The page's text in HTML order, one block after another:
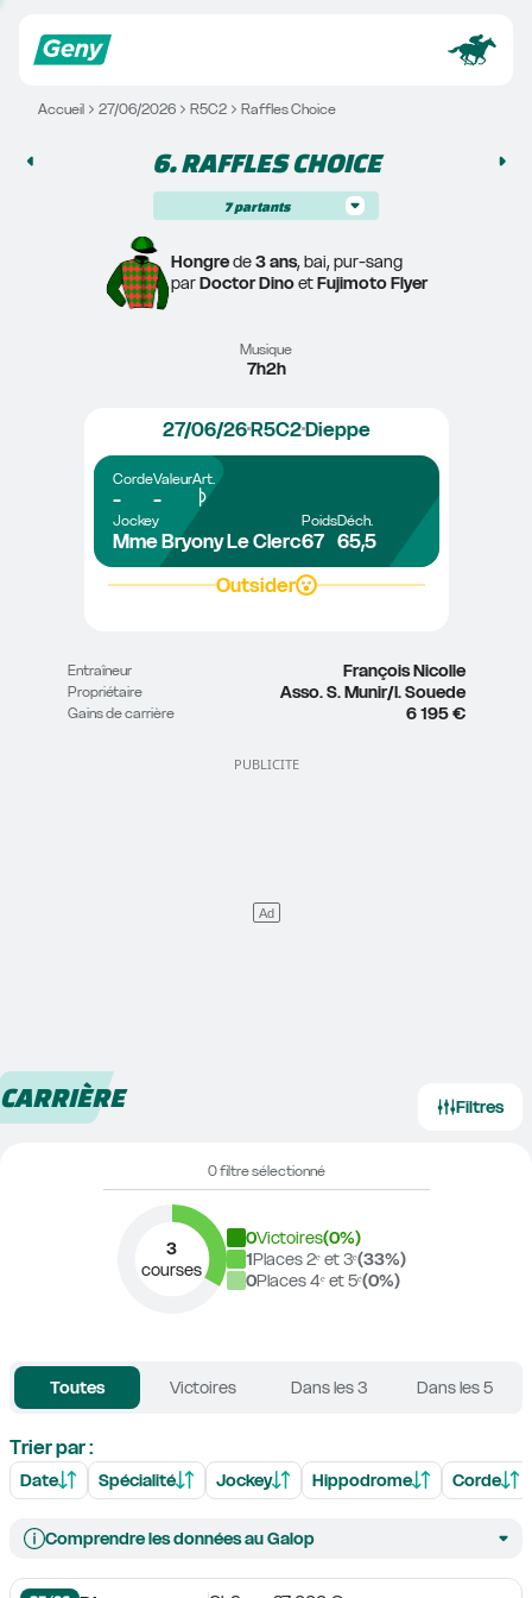
Accueil 27/06/2026 R5C2 Raffles Choice
6. RAFFLES CHOICE
7 partants
Hongre de 3 ans, bai, pur-sang
par Doctor Dino et Fujimoto Flyer
Musique
7h2h
27/06/26R5C2Dieppe
Corde
-
Valeur
-
Art.
Jockey
Mme Bryony Le Clerc
Poids
67
Déch.
65,5
Outsider
Entraîneur François Nicolle
Propriétaire Asso. S. Munir/I. Souede
Gains de carrière 6 195 €
CARRIÈRE Filtres
0 filtre sélectionné
3
courses
0Victoires(0%)
1Places 2ᵉ et 3ᵉ(33%)
0Places 4ᵉ et 5ᵉ(0%)
Toutes Victoires Dans les 3 Dans les 5
Trier par :
Date Spécialité Jockey Hippodrome Corde
Comprendre les données au Galop